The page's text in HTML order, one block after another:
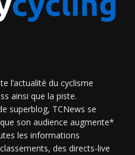
l’actualité du cyclisme
ainsi que la piste.
superblog, TCNews se
son audience augmente*
les informations
des directs-live